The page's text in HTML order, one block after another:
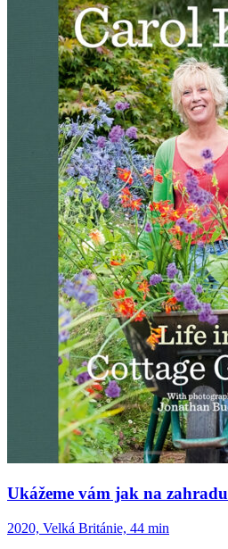
Ukážeme vám jak na zahradu
2020, Velká Británie, 44 min